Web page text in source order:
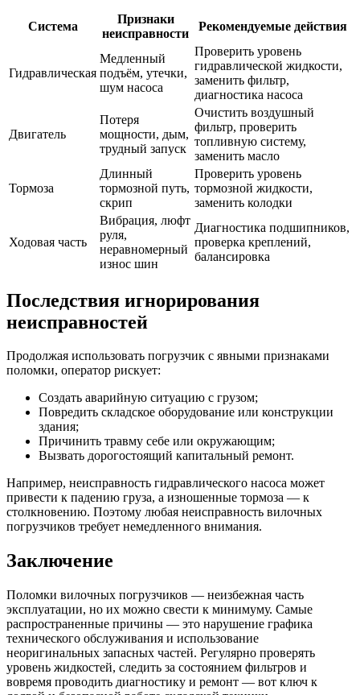
Система
Признаки
неисправности
Рекомендуемые действия
Гидравлическая
Медленный
подъём, утечки,
шум насоса
Проверить уровень
гидравлической жидкости,
заменить фильтр,
диагностика насоса
Двигатель
Потеря
мощности, дым,
трудный запуск
Очистить воздушный
фильтр, проверить
топливную систему,
заменить масло
Тормоза
Длинный
тормозной путь,
скрип
Проверить уровень
тормозной жидкости,
заменить колодки
Ходовая часть
Вибрация, люфт
руля,
неравномерный
износ шин
Диагностика подшипников,
проверка креплений,
балансировка
Последствия игнорирования
неисправностей
Продолжая использовать погрузчик с явными признаками
поломки, оператор рискует:
Создать аварийную ситуацию с грузом;
Повредить складское оборудование или конструкции
здания;
Причинить травму себе или окружающим;
Вызвать дорогостоящий капитальный ремонт.
Например, неисправность гидравлического насоса может
привести к падению груза, а изношенные тормоза — к
столкновению. Поэтому любая неисправность вилочных
погрузчиков требует немедленного внимания.
Заключение
Поломки вилочных погрузчиков — неизбежная часть
эксплуатации, но их можно свести к минимуму. Самые
распространенные причины — это нарушение графика
технического обслуживания и использование
неоригинальных запасных частей. Регулярно проверять
уровень жидкостей, следить за состоянием фильтров и
вовремя проводить диагностику и ремонт — вот ключ к